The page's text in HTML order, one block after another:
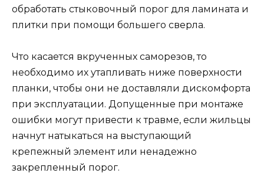
обработать стыковочный порог для ламината и
плитки при помощи большего сверла.
Что касается вкрученных саморезов, то
необходимо их утапливать ниже поверхности
планки, чтобы они не доставляли дискомфорта
при эксплуатации. Допущенные при монтаже
ошибки могут привести к травме, если жильцы
начнут натыкаться на выступающий
крепежный элемент или ненадежно
закрепленный порог.